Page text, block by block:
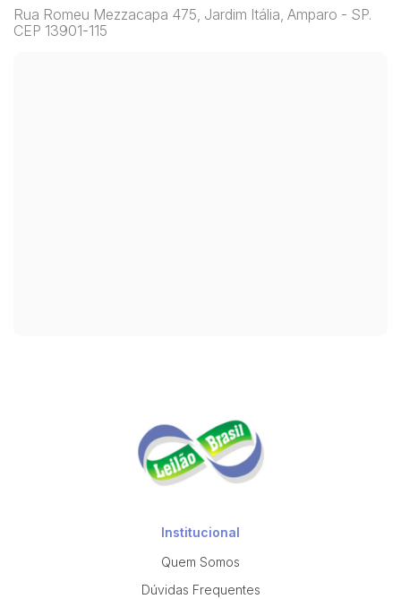
Rua Romeu Mezzacapa 475, Jardim Itália, Amparo - SP.
CEP 13901-115
Institucional
Quem Somos
Dúvidas Frequentes